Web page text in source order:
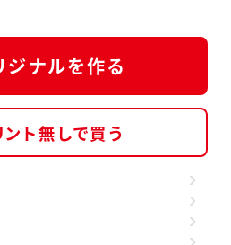
ジナルを作る
ント無しで買う